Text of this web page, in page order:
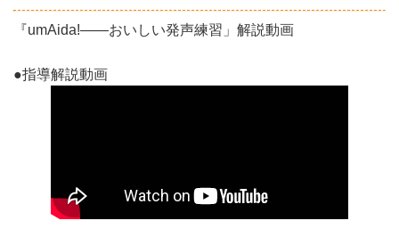
『umAida!――おいしい発声練習」解説動画
●指導解説動画